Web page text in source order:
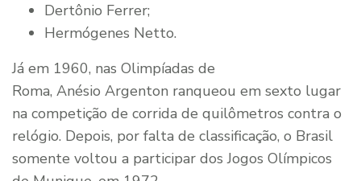
Dertônio Ferrer;
Hermógenes Netto.
Já em 1960, nas Olimpíadas de
Roma, Anésio Argenton ranqueou em sexto lugar
na competição de corrida de quilômetros contra o
relógio. Depois, por falta de classificação, o Brasil
somente voltou a participar dos Jogos Olímpicos